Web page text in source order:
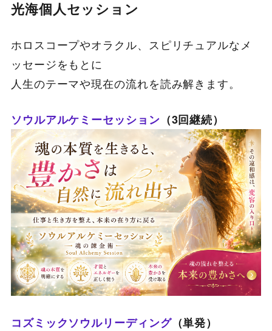
光海個人セッション
ホロスコープやオラクル、スピリチュアルなメ
ッセージをもとに
人生のテーマや現在の流れを読み解きます。
ソウルアルケミーセッション （3回継続）
コズミックソウルリーディング（単発）